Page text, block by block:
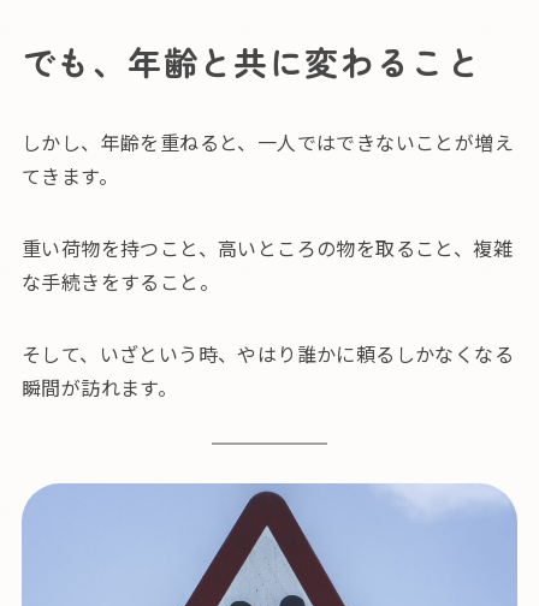
でも、年齢と共に変わること
しかし、年齢を重ねると、一人ではできないことが増え
てきます。
重い荷物を持つこと、高いところの物を取ること、複雑
な手続きをすること。
そして、いざという時、やはり誰かに頼るしかなくなる
瞬間が訪れます。